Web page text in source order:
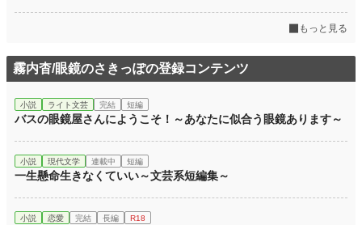
累計ポイント 40,462 pt (49,987 位)
もっと見る
霧内杳/眼鏡のさきっぽの登録コンテンツ
小説 ライト文芸 完結 短編
バスの眼鏡屋さんにようこそ！～あなたに似合う眼鏡あります～
小説 現代文学 連載中 短編
一生懸命生きなくていい～文芸系短編集～
小説 恋愛 完結 長編 R18